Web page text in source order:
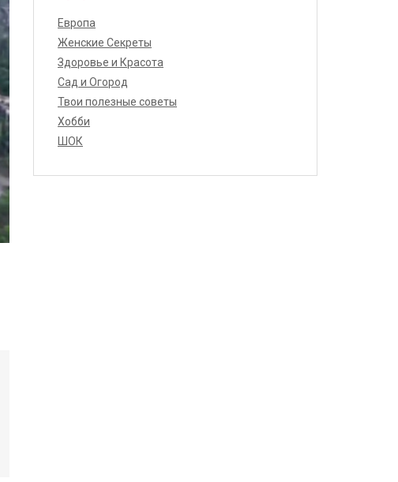
Европа
Женские Секреты
Здоровье и Красота
Сад и Огород
Твои полезные советы
Хобби
ШОК